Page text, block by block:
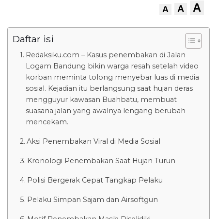
A A A
Daftar isi
Redaksiku.com – Kasus penembakan di Jalan
Logam Bandung bikin warga resah setelah video
korban meminta tolong menyebar luas di media
sosial. Kejadian itu berlangsung saat hujan deras
mengguyur kawasan Buahbatu, membuat
suasana jalan yang awalnya lengang berubah
mencekam.
Aksi Penembakan Viral di Media Sosial
Kronologi Penembakan Saat Hujan Turun
Polisi Bergerak Cepat Tangkap Pelaku
Pelaku Simpan Sajam dan Airsoftgun